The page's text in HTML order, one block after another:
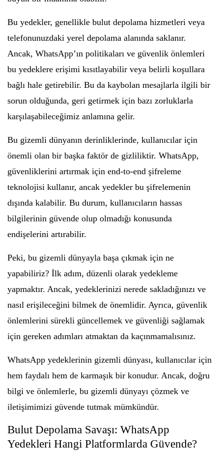
Bu yedekler, genellikle bulut depolama hizmetleri veya
telefonunuzdaki yerel depolama alanında saklanır.
Ancak, WhatsApp’ın politikaları ve güvenlik önlemleri
bu yedeklere erişimi kısıtlayabilir veya belirli koşullara
bağlı hale getirebilir. Bu da kaybolan mesajlarla ilgili bir
sorun olduğunda, geri getirmek için bazı zorluklarla
karşılaşabileceğimiz anlamına gelir.
Bu gizemli dünyanın derinliklerinde, kullanıcılar için
önemli olan bir başka faktör de gizliliktir. WhatsApp,
güvenliklerini artırmak için end-to-end şifreleme
teknolojisi kullanır, ancak yedekler bu şifrelemenin
dışında kalabilir. Bu durum, kullanıcıların hassas
bilgilerinin güvende olup olmadığı konusunda
endişelerini artırabilir.
Peki, bu gizemli dünyayla başa çıkmak için ne
yapabiliriz? İlk adım, düzenli olarak yedekleme
yapmaktır. Ancak, yedeklerinizi nerede sakladığınızı ve
nasıl erişileceğini bilmek de önemlidir. Ayrıca, güvenlik
önlemlerini sürekli güncellemek ve güvenliği sağlamak
için gereken adımları atmaktan da kaçınmamalısınız.
WhatsApp yedeklerinin gizemli dünyası, kullanıcılar için
hem faydalı hem de karmaşık bir konudur. Ancak, doğru
bilgi ve önlemlerle, bu gizemli dünyayı çözmek ve
iletişimimizi güvende tutmak mümkündür.
Bulut Depolama Savaşı: WhatsApp
Yedekleri Hangi Platformlarda Güvende?